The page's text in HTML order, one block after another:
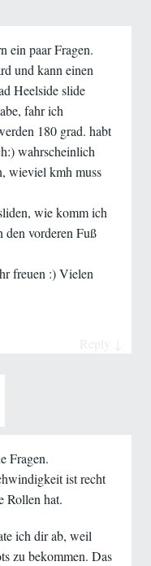
ein paar Fragen.
und kann einen
Heelside slide
fahr ich
180 grad. habt
wahrscheinlich
wieviel kmh muss
wie komm ich
den vorderen Fuß
freuen :) Vielen
Fragen.
ist recht
Rollen hat.
ich dir ab, weil
zu bekommen. Das